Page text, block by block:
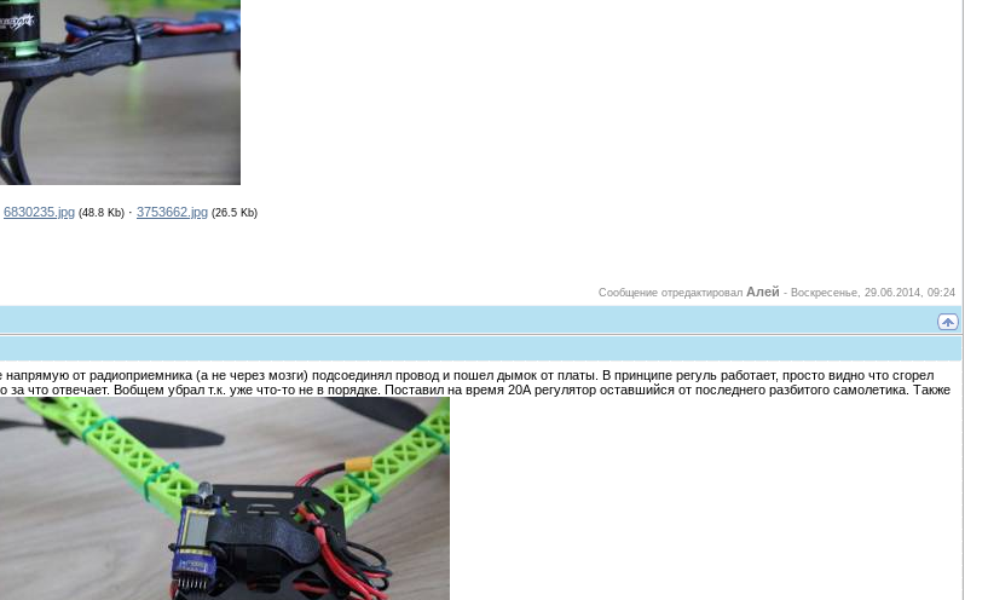
6830235.jpg (48.8 Kb) · 3753662.jpg (26.5 Kb)
Сообщение отредактировал Алей - Воскресенье, 29.06.2014, 09:24
напрямую от радиоприемника (а не через мозги) подсоединял провод и пошел дымок от платы. В принципе регуль работает, просто видно что сгорел
за что отвечает. Вобщем убрал т.к. уже что-то не в порядке. Поставил на время 20А регулятор оставшийся от последнего разбитого самолетика. Также